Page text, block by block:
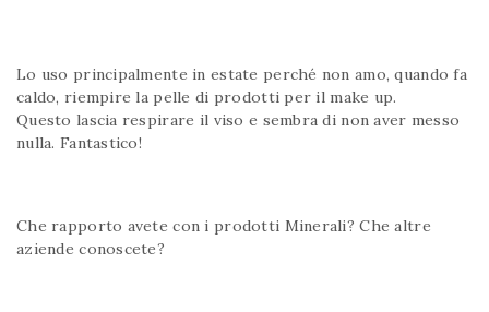
Lo uso principalmente in estate perché non amo, quando fa
caldo, riempire la pelle di prodotti per il make up.
Questo lascia respirare il viso e sembra di non aver messo
nulla. Fantastico!
Che rapporto avete con i prodotti Minerali? Che altre
aziende conoscete?